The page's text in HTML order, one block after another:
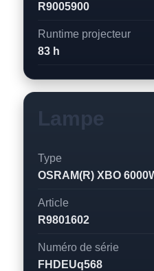
R9005900
Runtime projecteur
83 h
Lampe
Type
OSRAM(R) XBO
Article
R9801602
Numéro de série
FHDEUq568